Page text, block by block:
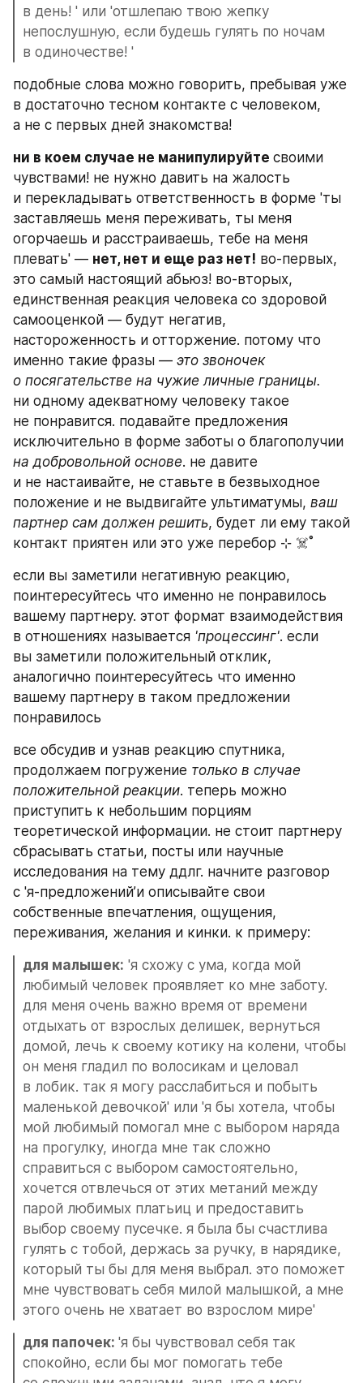
в день! ' или 'отшлепаю твою жепку
непослушную, если будешь гулять по ночам
в одиночестве! '
подобные слова можно говорить, пребывая уже
в достаточно тесном контакте с человеком,
а не с первых дней знакомства!
ни в коем случае не манипулируйте своими
чувствами! не нужно давить на жалость
и перекладывать ответственность в форме 'ты
заставляешь меня переживать, ты меня
огорчаешь и расстраиваешь, тебе на меня
плевать' — нет, нет и еще раз нет! во-первых,
это самый настоящий абьюз! во-вторых,
единственная реакция человека со здоровой
самооценкой — будут негатив,
настороженность и отторжение. потому что
именно такие фразы — это звоночек
ни одному адекватному человеку такое
не понравится. подавайте предложения
на добровольной основе. не давите
и не настаивайте, не ставьте в безвыходное
положение и не выдвигайте ультиматумы, ваш
партнер сам должен решить, будет ли ему такой
контакт приятен или это уже перебор ⊹ ☠️˚
если вы заметили негативную реакцию,
поинтересуйтесь что именно не понравилось
вашему партнеру. этот формат взаимодействия
в отношениях называется 'процессинг'. если
вы заметили положительный отклик,
аналогично поинтересуйтесь что именно
вашему партнеру в таком предложении
понравилось
все обсудив и узнав реакцию спутника,
продолжаем погружение только в случае
положительной реакции. теперь можно
приступить к небольшим порциям
теоретической информации. не стоит партнеру
сбрасывать статьи, посты или научные
исследования на тему ддлг. начните разговор
с 'я-предложений’и описывайте свои
собственные впечатления, ощущения,
переживания, желания и кинки. к примеру:
для малышек: 'я схожу с ума, когда мой
любимый человек проявляет ко мне заботу.
для меня очень важно время от времени
отдыхать от взрослых делишек, вернуться
домой, лечь к своему котику на колени, чтобы
он меня гладил по волосикам и целовал
в лобик. так я могу расслабиться и побыть
маленькой девочкой' или 'я бы хотела, чтобы
мой любимый помогал мне с выбором наряда
на прогулку, иногда мне так сложно
справиться с выбором самостоятельно,
хочется отвлечься от этих метаний между
парой любимых платьиц и предоставить
выбор своему пусечке. я была бы счастлива
гулять с тобой, держась за ручку, в нарядике,
который ты бы для меня выбрал. это поможет
мне чувствовать себя милой малышкой, а мне
этого очень не хватает во взрослом мире'
для папочек: 'я бы чувствовал себя так
спокойно, если бы мог помогать тебе